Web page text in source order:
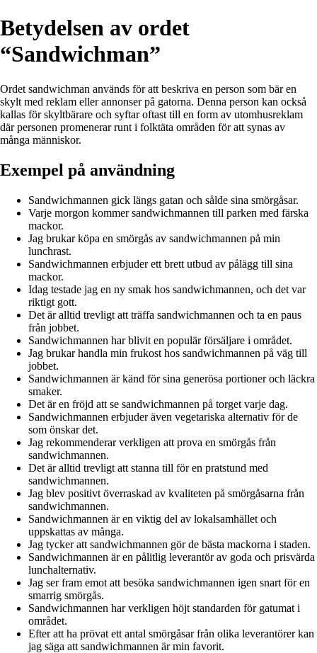
Betydelsen av ordet
“Sandwichman”
Ordet sandwichman används för att beskriva en person som bär en
skylt med reklam eller annonser på gatorna. Denna person kan också
kallas för skyltbärare och syftar oftast till en form av utomhusreklam
där personen promenerar runt i folktäta områden för att synas av
många människor.
Exempel på användning
Sandwichmannen gick längs gatan och sålde sina smörgåsar.
Varje morgon kommer sandwichmannen till parken med färska
mackor.
Jag brukar köpa en smörgås av sandwichmannen på min
lunchrast.
Sandwichmannen erbjuder ett brett utbud av pålägg till sina
mackor.
Idag testade jag en ny smak hos sandwichmannen, och det var
riktigt gott.
Det är alltid trevligt att träffa sandwichmannen och ta en paus
från jobbet.
Sandwichmannen har blivit en populär försäljare i området.
Jag brukar handla min frukost hos sandwichmannen på väg till
jobbet.
Sandwichmannen är känd för sina generösa portioner och läckra
smaker.
Det är en fröjd att se sandwichmannen på torget varje dag.
Sandwichmannen erbjuder även vegetariska alternativ för de
som önskar det.
Jag rekommenderar verkligen att prova en smörgås från
sandwichmannen.
Det är alltid trevligt att stanna till för en pratstund med
sandwichmannen.
Jag blev positivt överraskad av kvaliteten på smörgåsarna från
sandwichmannen.
Sandwichmannen är en viktig del av lokalsamhället och
uppskattas av många.
Jag tycker att sandwichmannen gör de bästa mackorna i staden.
Sandwichmannen är en pålitlig leverantör av goda och prisvärda
lunchalternativ.
Jag ser fram emot att besöka sandwichmannen igen snart för en
smarrig smörgås.
Sandwichmannen har verkligen höjt standarden för gatumat i
området.
Efter att ha prövat ett antal smörgåsar från olika leverantörer kan
jag säga att sandwichmannen är min favorit.